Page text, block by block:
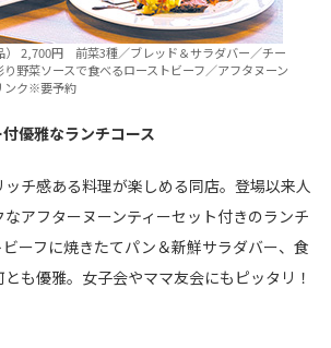
） 2,700円 前菜3種／ブレッド＆サラダバー／チー
野菜ソースで食べるローストビーフ／アフタヌーン
ンク※要予約
優雅なランチコース
チ感ある料理が楽しめる同店。登場以来人
アフターヌーンティーセット付きのランチ
ーフに焼きたてパン＆新鮮サラダバー、食
も優雅。女子会やママ友会にもピッタリ！